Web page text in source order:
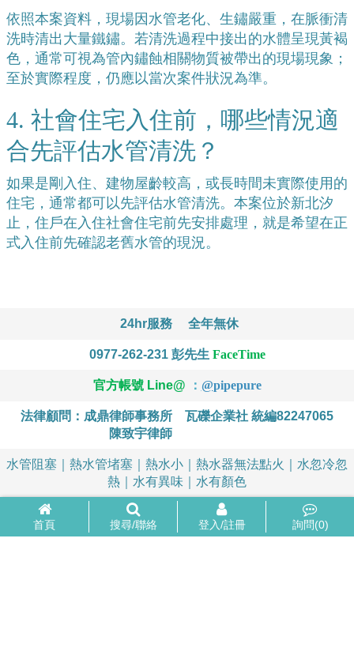
首頁 搜尋/聯絡 登入/註冊 詢問(0)
依照本案資料，現場因水管老化、生鏽嚴重，在脈衝清
洗時清出大量鐵鏽。若清洗過程中接出的水體呈現黃褐
色，通常可視為管內鏽蝕相關物質被帶出的現場現象；
至於實際程度，仍應以當次案件狀況為準。
4. 社會住宅入住前，哪些情況適
合先評估水管清洗？
如果是剛入住、建物屋齡較高，或長時間未實際使用的
住宅，通常都可以先評估水管清洗。本案位於新北汐
止，住戶在入住社會住宅前先安排處理，就是希望在正
式入住前先確認老舊水管的現況。
24hr服務 全年無休
0977-262-231 彭先生 FaceTime
官方帳號 Line@ ： @pipepure
法律顧問：成鼎律師事務所
陳致宇律師
瓦礫企業社 統編82247065
水管阻塞｜熱水管堵塞｜熱水小｜熱水器無法點火｜水忽冷忽
熱｜水有異味｜水有顏色